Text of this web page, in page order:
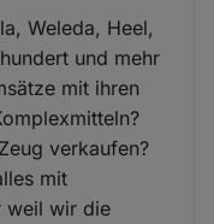
Weleda, Heel,
und mehr
mit ihren
verkaufen?
mit
weil wir die